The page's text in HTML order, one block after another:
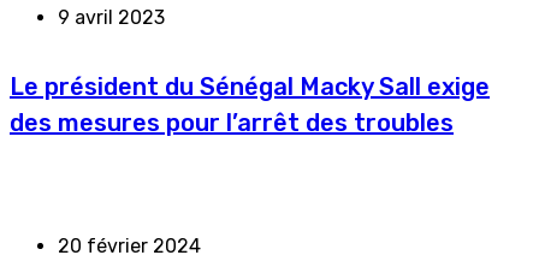
9 avril 2023
Le président du Sénégal Macky Sall exige
des mesures pour l’arrêt des troubles
20 février 2024